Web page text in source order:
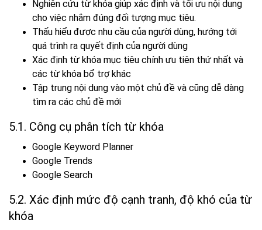
Nghiên cứu từ khóa giúp xác định và tối ưu nội dung
cho việc nhắm đúng đối tượng mục tiêu.
Thấu hiểu được nhu cầu của người dùng, hướng tới
quá trình ra quyết định của người dùng
Xác định từ khóa mục tiêu chính ưu tiên thứ nhất và
các từ khóa bổ trợ khác
Tập trung nội dung vào một chủ đề và cũng dễ dàng
tìm ra các chủ đề mới
5.1. Công cụ phân tích từ khóa
Google Keyword Planner
Google Trends
Google Search
5.2. Xác định mức độ cạnh tranh, độ khó của từ
khóa